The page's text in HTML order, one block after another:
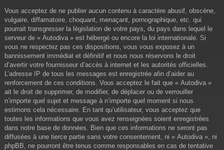
Vous acceptez de ne publier aucun contenu à caractère abusif, obscène,
vulgaire, diffamatoire, choquant, menaçant, pornographique, etc. qui
pourrait transgresser la législation de votre pays, du pays dans lequel le
serveur de « Autodiva » est hébergé ou encore la loi internationale. Si
vous ne respectez pas ces dispositions, vous vous exposez à un
bannissement immédiat et définitif et nous nous réservons le droit
d’avertir votre fournisseur d’accès à internet et les autorités officielles.
L’adresse IP de tous les messages est enregistrée afin d’aider au
renforcement de ces conditions. Vous acceptez le fait que « Autodiva »
ait le droit de supprimer, de modifier, de déplacer ou de verrouiller
n’importe quel sujet et message à n’importe quel moment si nous
estimons cela nécessaire. En tant qu’utilisateur, vous acceptez que
toutes les informations que vous avez renseignées soient enregistrées
dans notre base de données. Bien que ces informations ne seront pas
diffusées à une tierce partie sans votre consentement, ni « Autodiva », ni
phpBB, ne pourront être tenus comme responsables en cas de tentative